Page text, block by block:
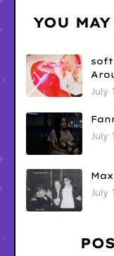
YOU
soft
July
July
July